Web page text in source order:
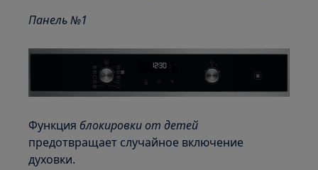
Панель №1
Функцияблокировки от детей
предотвращает случайное включение
духовки.